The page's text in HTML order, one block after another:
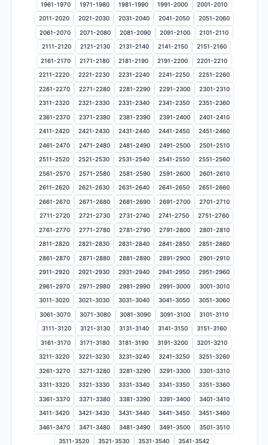
1961-1970 1971-1980 1981-1990 1991-2000 2001-2010
2011-2020 2021-2030 2031-2040 2041-2050 2051-2060
2061-2070 2071-2080 2081-2090 2091-2100 2101-2110
2111-2120 2121-2130 2131-2140 2141-2150 2151-2160
2161-2170 2171-2180 2181-2190 2191-2200 2201-2210
2211-2220 2221-2230 2231-2240 2241-2250 2251-2260
2261-2270 2271-2280 2281-2290 2291-2300 2301-2310
2311-2320 2321-2330 2331-2340 2341-2350 2351-2360
2361-2370 2371-2380 2381-2390 2391-2400 2401-2410
2411-2420 2421-2430 2431-2440 2441-2450 2451-2460
2461-2470 2471-2480 2481-2490 2491-2500 2501-2510
2511-2520 2521-2530 2531-2540 2541-2550 2551-2560
2561-2570 2571-2580 2581-2590 2591-2600 2601-2610
2611-2620 2621-2630 2631-2640 2641-2650 2651-2660
2661-2670 2671-2680 2681-2690 2691-2700 2701-2710
2711-2720 2721-2730 2731-2740 2741-2750 2751-2760
2761-2770 2771-2780 2781-2790 2791-2800 2801-2810
2811-2820 2821-2830 2831-2840 2841-2850 2851-2860
2861-2870 2871-2880 2881-2890 2891-2900 2901-2910
2911-2920 2921-2930 2931-2940 2941-2950 2951-2960
2961-2970 2971-2980 2981-2990 2991-3000 3001-3010
3011-3020 3021-3030 3031-3040 3041-3050 3051-3060
3061-3070 3071-3080 3081-3090 3091-3100 3101-3110
3111-3120 3121-3130 3131-3140 3141-3150 3151-3160
3161-3170 3171-3180 3181-3190 3191-3200 3201-3210
3211-3220 3221-3230 3231-3240 3241-3250 3251-3260
3261-3270 3271-3280 3281-3290 3291-3300 3301-3310
3311-3320 3321-3330 3331-3340 3341-3350 3351-3360
3361-3370 3371-3380 3381-3390 3391-3400 3401-3410
3411-3420 3421-3430 3431-3440 3441-3450 3451-3460
3461-3470 3471-3480 3481-3490 3491-3500 3501-3510
3511-3520 3521-3530 3531-3540 3541-3542